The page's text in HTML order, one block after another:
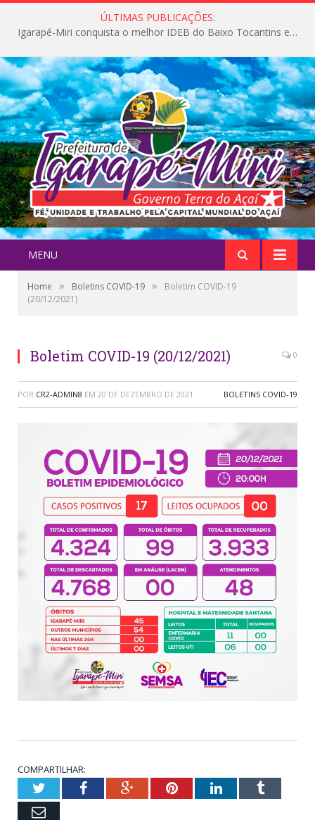
ÚLTIMAS PUBLICAÇÕES:
Igarapé-Miri conquista o melhor IDEB do Baixo Tocantins e avança na qualidade da educação pública
MENU
Home » Boletins COVID-19 »
Boletim COVID-19
(20/12/2021)
Boletim COVID-19 (20/12/2021) 0
POR CR2-ADMIN8 EM 20 DE DEZEMBRO DE 2021 BOLETINS COVID-19
COMPARTILHAR:
TwitterFacebookGoogle+PinterestLinkedInTumblr
Email